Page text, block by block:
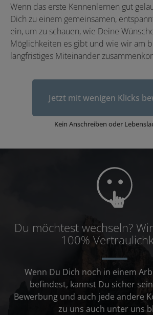
Wenn das erste Kennen­lernen gut
Dich zu einem gemeinsamen,
ein, um zu schauen, wie Deine
Möglich­keiten es gibt und wie wir am
langfristiges Mit­einander
Jetzt mit wenigen Klicks
Kein Anschreiben oder
Du möchtest wechseln?
100%
Wenn Du Dich noch in einem
befindest, kannst Du sicher
Bewerbung und auch jede andere
zu uns auch unter uns